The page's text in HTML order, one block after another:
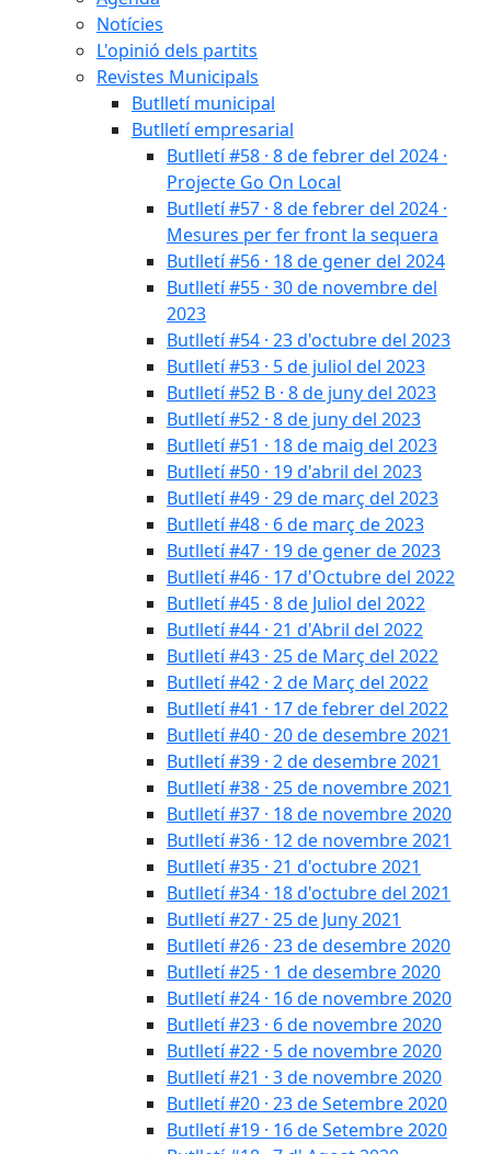
Notícies
L'opinió dels partits
Revistes Municipals
Butlletí municipal
Butlletí empresarial
Butlletí #58 · 8 de febrer del 2024 ·
Projecte Go On Local
Butlletí #57 · 8 de febrer del 2024 ·
Mesures per fer front la sequera
Butlletí #56 · 18 de gener del 2024
Butlletí #55 · 30 de novembre del
2023
Butlletí #54 · 23 d'octubre del 2023
Butlletí #53 · 5 de juliol del 2023
Butlletí #52 B · 8 de juny del 2023
Butlletí #52 · 8 de juny del 2023
Butlletí #51 · 18 de maig del 2023
Butlletí #50 · 19 d'abril del 2023
Butlletí #49 · 29 de març del 2023
Butlletí #48 · 6 de març de 2023
Butlletí #47 · 19 de gener de 2023
Butlletí #46 · 17 d'Octubre del 2022
Butlletí #45 · 8 de Juliol del 2022
Butlletí #44 · 21 d'Abril del 2022
Butlletí #43 · 25 de Març del 2022
Butlletí #42 · 2 de Març del 2022
Butlletí #41 · 17 de febrer del 2022
Butlletí #40 · 20 de desembre 2021
Butlletí #39 · 2 de desembre 2021
Butlletí #38 · 25 de novembre 2021
Butlletí #37 · 18 de novembre 2020
Butlletí #36 · 12 de novembre 2021
Butlletí #35 · 21 d'octubre 2021
Butlletí #34 · 18 d'octubre del 2021
Butlletí #27 · 25 de Juny 2021
Butlletí #26 · 23 de desembre 2020
Butlletí #25 · 1 de desembre 2020
Butlletí #24 · 16 de novembre 2020
Butlletí #23 · 6 de novembre 2020
Butlletí #22 · 5 de novembre 2020
Butlletí #21 · 3 de novembre 2020
Butlletí #20 · 23 de Setembre 2020
Butlletí #19 · 16 de Setembre 2020